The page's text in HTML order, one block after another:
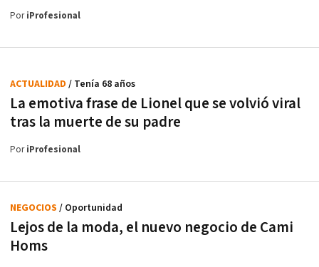
PoriProfesional
La emotiva frase de Lionel que se volvió viral
tras la muerte de su padre
ACTUALIDAD / Tenía 68 años
PoriProfesional
Lejos de la moda, el nuevo negocio de Cami
Homs
NEGOCIOS / Oportunidad